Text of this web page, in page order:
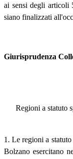
ai sensi degli articoli
siano finalizzati
Giurisprudenza
Regioni a statuto
1. Le regioni a
Bolzano esercitano